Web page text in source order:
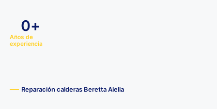
Años de
experiencia
0+
Reparación calderas Beretta Alella